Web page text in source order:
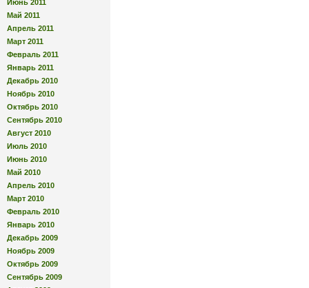
Июнь 2011
Май 2011
Апрель 2011
Март 2011
Февраль 2011
Январь 2011
Декабрь 2010
Ноябрь 2010
Октябрь 2010
Сентябрь 2010
Август 2010
Июль 2010
Июнь 2010
Май 2010
Апрель 2010
Март 2010
Февраль 2010
Январь 2010
Декабрь 2009
Ноябрь 2009
Октябрь 2009
Сентябрь 2009